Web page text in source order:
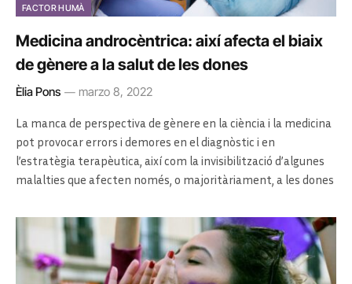
FACTOR HUMÀ
Medicina androcèntrica: així afecta el biaix
de gènere a la salut de les dones
Èlia Pons marzo 8, 2022
La manca de perspectiva de gènere en la ciència i la medicina
pot provocar errors i demores en el diagnòstic i en
l’estratègia terapèutica, així com la invisibilització d’algunes
malalties que afecten només, o majoritàriament, a les dones